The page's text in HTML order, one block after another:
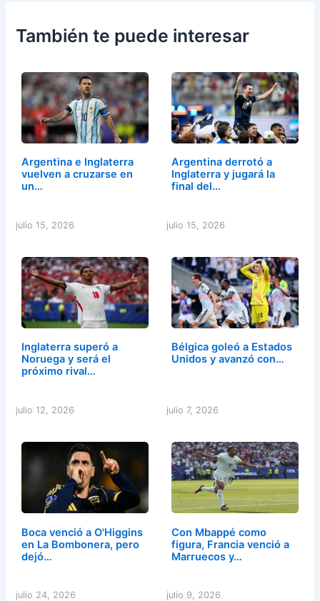
También te puede interesar
Argentina e Inglaterra
vuelven a cruzarse en
un…
julio 15, 2026
Argentina derrotó a
Inglaterra y jugará la
final del…
julio 15, 2026
Inglaterra superó a
Noruega y será el
próximo rival…
julio 12, 2026
Bélgica goleó a Estados
Unidos y avanzó con…
julio 7, 2026
Boca venció a O'Higgins
en La Bombonera, pero
dejó…
julio 24, 2026
Con Mbappé como
figura, Francia venció a
Marruecos y…
julio 9, 2026